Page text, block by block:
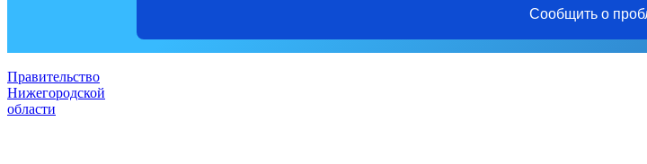
Сообщить о
Правительство
Нижегородской
области